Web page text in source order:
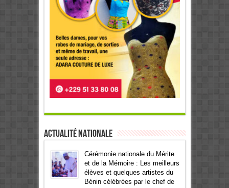
Actualité Nationale
Cérémonie nationale du Mérite
et de la Mémoire : Les meilleurs
élèves et quelques artistes du
Bénin célébrées par le chef de